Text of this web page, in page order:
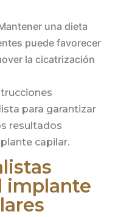
una dieta
puede favorecer
la cicatrización
para garantizar
resultados
capilar.
implante